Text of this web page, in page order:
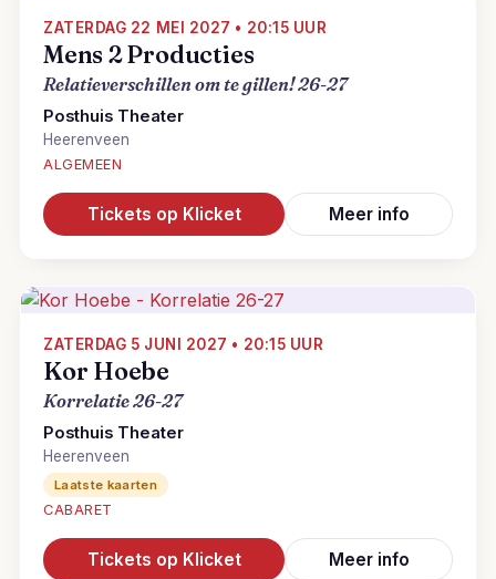
ZATERDAG 22 MEI 2027 • 20:15 UUR
Mens 2 Producties
Relatieverschillen om te gillen! 26-27
Posthuis Theater
Heerenveen
ALGEMEEN
Tickets op Klicket Meer info
ZATERDAG 5 JUNI 2027 • 20:15 UUR
Kor Hoebe
Korrelatie 26-27
Posthuis Theater
Heerenveen
Laatste kaarten
CABARET
Tickets op Klicket Meer info